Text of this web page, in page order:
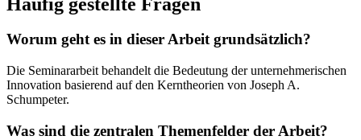
Worum geht es in dieser Arbeit grundsätzlich?
Die Seminararbeit behandelt die Bedeutung der unternehmerischen
Innovation basierend auf den Kerntheorien von Joseph A.
Schumpeter.
Was sind die zentralen Themenfelder der Arbeit?